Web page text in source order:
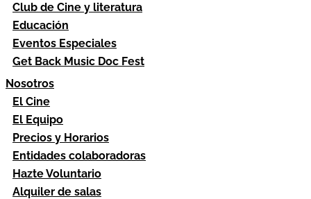
Club de Cine y literatura
Educación
Eventos Especiales
Get Back Music Doc Fest
Nosotros
El Cine
El Equipo
Precios y Horarios
Entidades colaboradoras
Hazte Voluntario
Alquiler de salas